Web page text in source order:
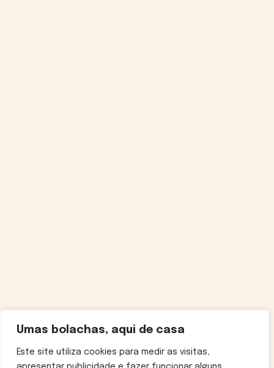
Umas bolachas, aqui de casa
Este site utiliza cookies para medir as visitas,